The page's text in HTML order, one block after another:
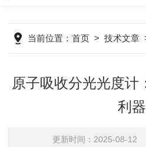
当前位置：首页 >技术文章
原子吸收分光光度计
利器
更新时间：2025-08-